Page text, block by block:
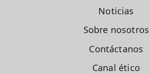
Dra. Gema Moreno Bueno
Dra. Laura García Estévez
Dra. Natalia Carballo
Dra. Pilar López Criado
Noticias
Sobre nosotros
Contáctanos
Canal ético